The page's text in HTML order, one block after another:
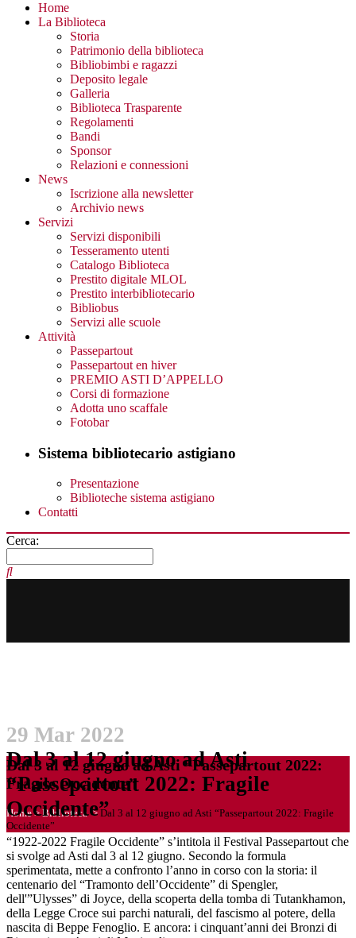
Home
La Biblioteca
Storia
Patrimonio della biblioteca
Bibliobimbi e ragazzi
Deposito legale
Galleria
Biblioteca Trasparente
Regolamenti
Bandi
Sponsor
Relazioni e connessioni
News
Iscrizione alla newsletter
Archivio news
Servizi
Servizi disponibili
Tesseramento utenti
Catalogo Biblioteca
Prestito digitale MLOL
Prestito interbibliotecario
Bibliobus
Servizi alle scuole
Attività
Passepartout
Passepartout en hiver
PREMIO ASTI D’APPELLO
Corsi di formazione
Adotta uno scaffale
Fotobar
Sistema bibliotecario astigiano
Presentazione
Biblioteche sistema astigiano
Contatti
Cerca:
Dal 3 al 12 giugno ad Asti “Passepartout 2022:
Fragile Occidente”
Home>Biblioteca >Dal 3 al 12 giugno ad Asti “Passepartout 2022: Fragile
Occidente”
29 Mar 2022
Dal 3 al 12 giugno ad Asti
“Passepartout 2022: Fragile
Occidente”
“1922-2022 Fragile Occidente” s’intitola il Festival Passepartout che
si svolge ad Asti dal 3 al 12 giugno. Secondo la formula
sperimentata, mette a confronto l’anno in corso con la storia: il
centenario del “Tramonto dell’Occidente” di Spengler,
dell'”Ulysses” di Joyce, della scoperta della tomba di Tutankhamon,
della Legge Croce sui parchi naturali, del fascismo al potere, della
nascita di Beppe Fenoglio. E ancora: i cinquant’anni dei Bronzi di